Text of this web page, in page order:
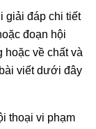
giải đáp chi tiết
đoạn hội
về chất và
viết dưới đây
thoại vi phạm